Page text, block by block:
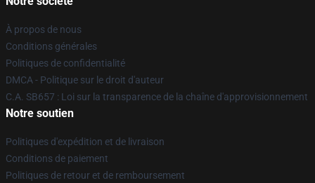
À propos de nous
Conditions générales
Politiques de confidentialité
DMCA - Politique sur le droit d'auteur
C.A. SB657 : Loi sur la transparence de la chaîne d'approvisionnement
Notre soutien
Politiques d'expédition et de livraison
Conditions de paiement
Politiques de retour et de remboursement